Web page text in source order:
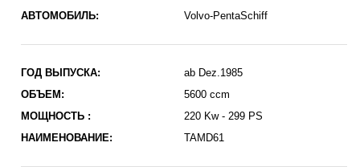
АВТОМОБИЛЬ: Volvo-PentaSchiff
ГОД ВЫПУСКА:
ab Dez.1985
ОБЪЕМ:
5600 ccm
МОЩНОСТЬ :
220 Kw - 299 PS
НАИМЕНОВАНИЕ:
TAMD61